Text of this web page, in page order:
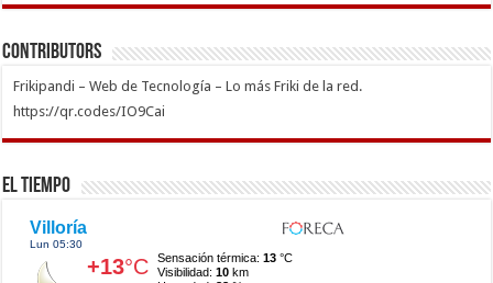
Contributors
Frikipandi – Web de Tecnología – Lo más Friki de la red.
https://qr.codes/IO9Cai
El Tiempo